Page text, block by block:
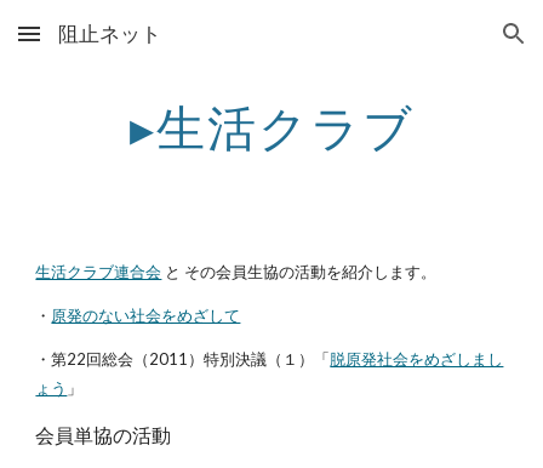
Skip to main content Skip to navigation
阻止ネット
▸生活クラブ
生活クラブ連合会 と その会員生協の活動を紹介します。
・ 原発のない社会をめざして
・第22回総会（2011）特別決議（１）「脱原発社会をめざしまし
ょう 」
会員単協の活動